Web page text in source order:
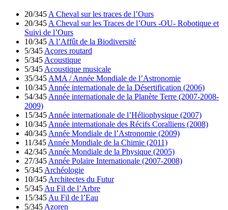
20/345 A Cheval sur les traces de l’Ours
20/345 A Cheval sur les Traces de l’Ours -OU- Robotique et
Suivi de l’Ours
10/345 A l’Affût de la Biodiversité
5/345 Açores routard
5/345 Acoustique
5/345 Acoustique musicale
35/345 AMA / Année Mondiale de l’Astronomie
10/345 Année internationale de la Désertification (2006)
54/345 Année internationale de la Planète Terre (2007-2008-
2009)
15/345 Année internationale de l’Héliophysique (2007)
10/345 Année internationale des Récifs Coralliens (2008)
40/345 Année Mondiale de l’Astronomie (2009)
11/345 Année Mondiale de la Chimie (2011)
42/345 Année Mondiale de la Physique (2005)
27/345 Année Polaire Internationale (2007-2008)
5/345 Archéologie
10/345 Architectes du Futur
5/345 Au Fil de l’Arbre
15/345 Au Fil de l’Eau
5/345 Azoren